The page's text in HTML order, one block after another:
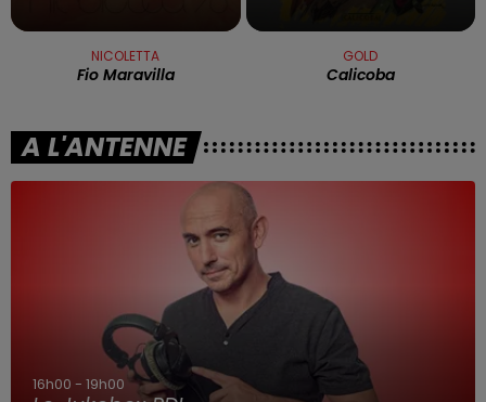
NICOLETTA
Fio Maravilla
GOLD
Calicoba
A L'ANTENNE
16h00 - 19h00